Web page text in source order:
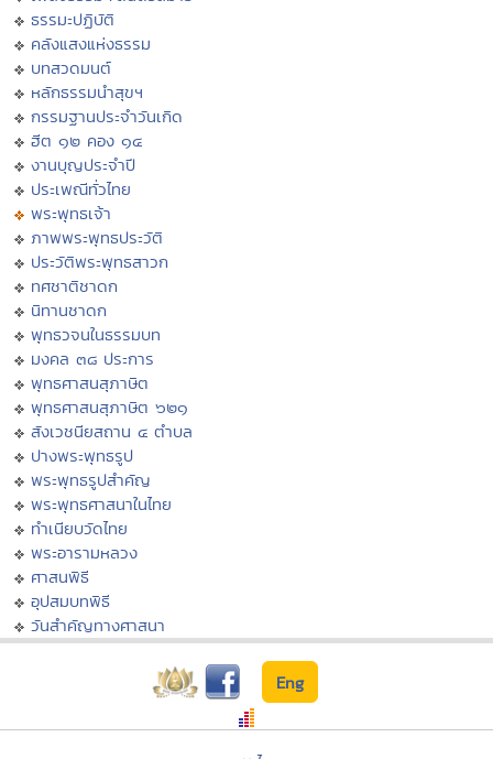
ธรรมะปฏิบัติ
คลังแสงแห่งธรรม
บทสวดมนต์
หลักธรรมนำสุขฯ
กรรมฐานประจำวันเกิด
ฮีต ๑๒ คอง ๑๔
งานบุญประจำปี
ประเพณีทั่วไทย
พระพุทธเจ้า
ภาพพระพุทธประวัติ
ประวัติพระพุทธสาวก
ทศชาติชาดก
นิทานชาดก
พุทธวจนในธรรมบท
มงคล ๓๘ ประการ
พุทธศาสนสุภาษิต
พุทธศาสนสุภาษิต ๖๒๑
สังเวชนียสถาน ๔ ตำบล
ปางพระพุทธรูป
พระพุทธรูปสำคัญ
พระพุทธศาสนาในไทย
ทำเนียบวัดไทย
พระอารามหลวง
ศาสนพิธี
อุปสมบทพิธี
วันสำคัญทางศาสนา
Eng